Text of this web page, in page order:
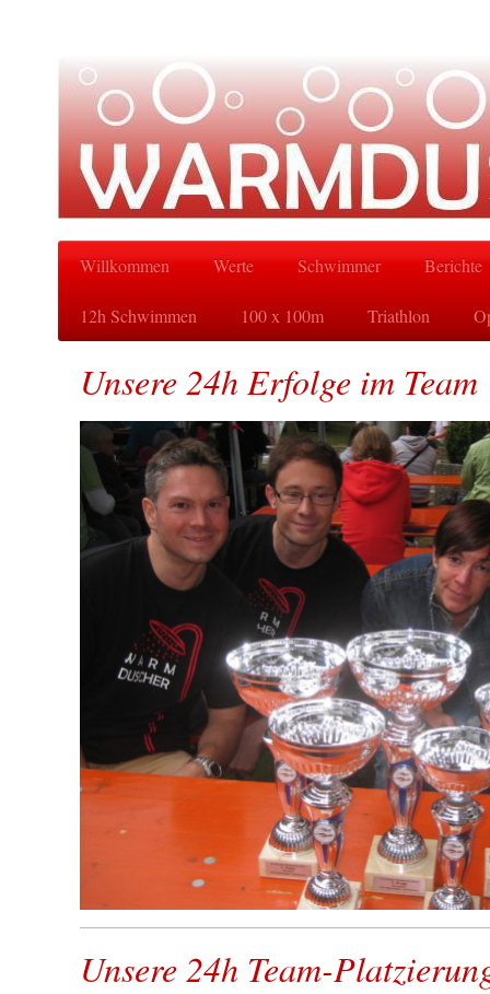
Willkommen Werte Schwimmer Berichte
12h Schwimmen 100 x 100m Triathlon
Unsere 24h Erfolge im Team
Unsere 24h Team-